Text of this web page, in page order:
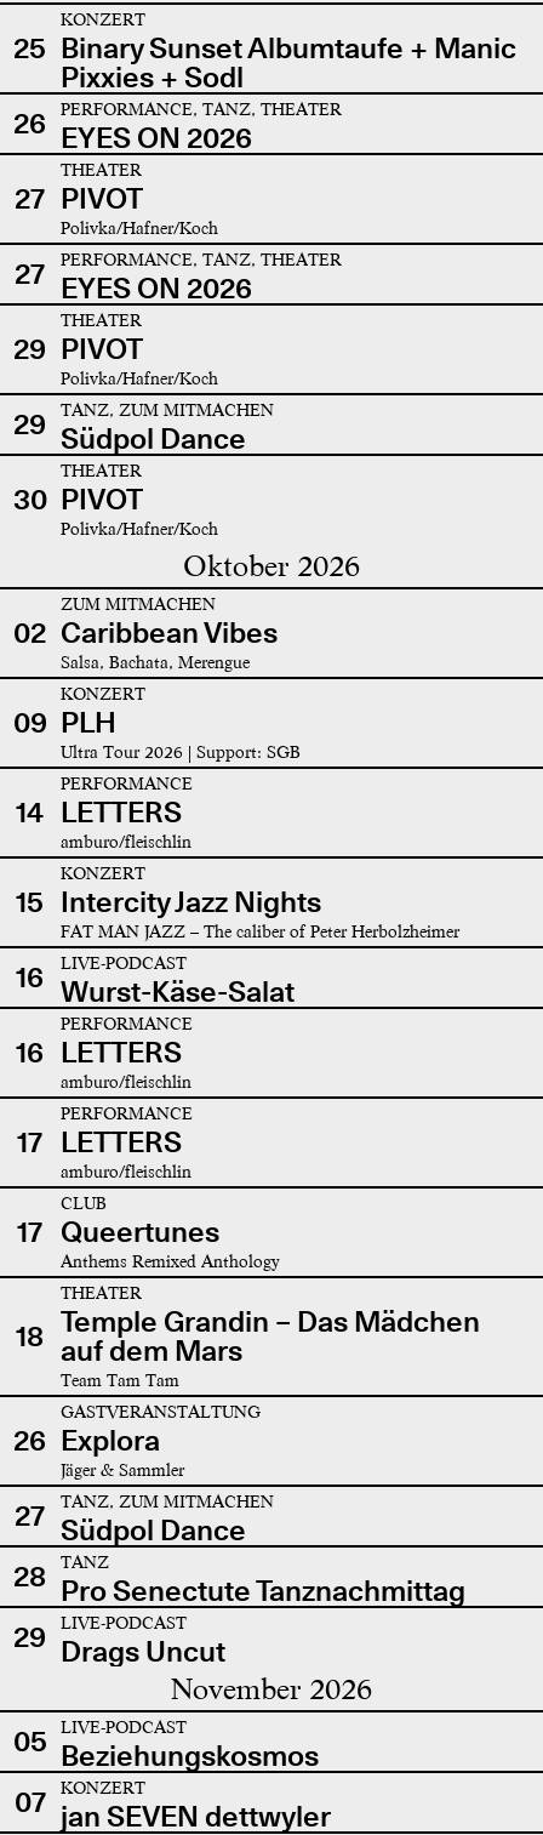
25
KONZERT
Binary Sunset Albumtaufe + Manic
Pixxies + Sodl
26
PERFORMANCE, TANZ, THEATER
EYES ON 2026
27
THEATER
PIVOT
Polivka/Hafner/Koch
27 PERFORMANCE, TANZ, THEATER
EYES ON 2026
29
THEATER
PIVOT
Polivka/Hafner/Koch
29 TANZ, ZUM MITMACHEN
Südpol Dance
30
THEATER
PIVOT
Polivka/Hafner/Koch
Oktober 2026
02
ZUM MITMACHEN
Caribbean Vibes
Salsa, Bachata, Merengue
09
KONZERT
PLH
Ultra Tour 2026 | Support: SGB
14
PERFORMANCE
LETTERS
amburo/fleischlin
15
KONZERT
Intercity Jazz Nights
FAT MAN JAZZ – The caliber of Peter Herbolzheimer
16 LIVE-PODCAST
Wurst-Käse-Salat
16
PERFORMANCE
LETTERS
amburo/fleischlin
17
PERFORMANCE
LETTERS
amburo/fleischlin
17
CLUB
Queertunes
Anthems Remixed Anthology
18
THEATER
Temple Grandin – Das Mädchen
auf dem Mars
Team Tam Tam
26
GASTVERANSTALTUNG
Explora
Jäger & Sammler
27 TANZ, ZUM MITMACHEN
Südpol Dance
28
TANZ
Pro Senectute Tanznachmittag
29
LIVE-PODCAST
Drags Uncut
November 2026
05 LIVE-PODCAST
Beziehungskosmos
07
KONZERT
jan SEVEN dettwyler